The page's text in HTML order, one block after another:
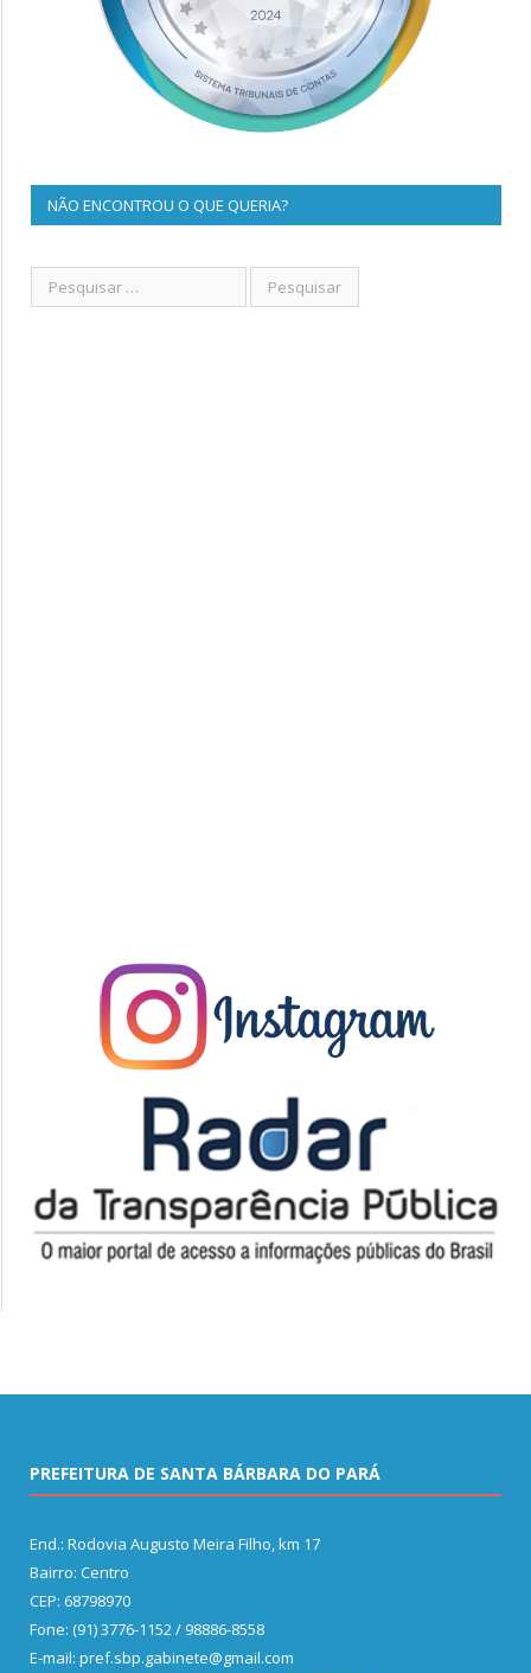
NÃO ENCONTROU O QUE QUERIA?
PREFEITURA DE SANTA BÁRBARA DO PARÁ
End.: Rodovia Augusto Meira Filho, km 17
Bairro: Centro
CEP: 68798970
Fone: (91) 3776-1152 / 98886-8558
E-mail: pref.sbp.gabinete@gmail.com